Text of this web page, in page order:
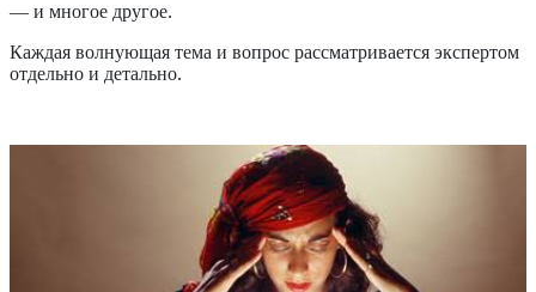
— и многое другое.
Каждая волнующая тема и вопрос рассматривается экспертом
отдельно и детально.